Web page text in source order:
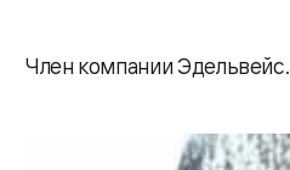
Член компании Эдельвейс.